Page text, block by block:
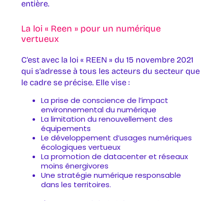
entière.
La loi « Reen » pour un numérique
vertueux
C’est avec la loi « REEN » du 15 novembre 2021
qui s’adresse à tous les acteurs du secteur que
le cadre se précise. Elle vise :
La prise de conscience de l’impact
environnemental du numérique
La limitation du renouvellement des
équipements
Le développement d’usages numériques
écologiques vertueux
La promotion de datacenter et réseaux
moins énergivores
Une stratégie numérique responsable
dans les territoires.